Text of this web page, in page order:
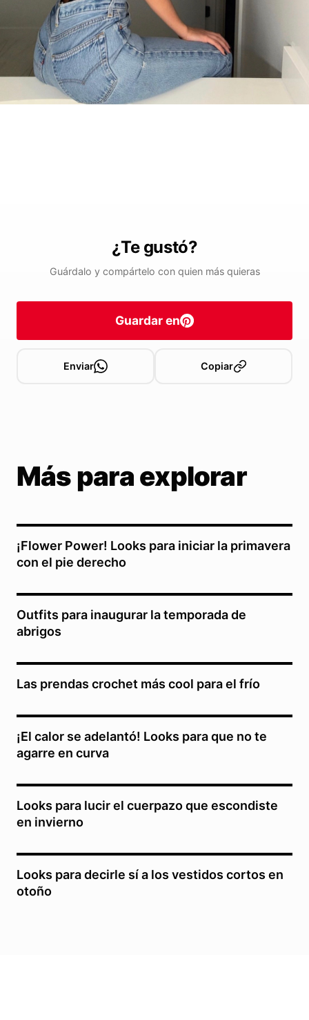
¿Te gustó?
Guárdalo y compártelo con quien más quieras
Guardar en
Enviar Copiar
Más para explorar
¡Flower Power! Looks para iniciar la primavera
con el pie derecho
Outfits para inaugurar la temporada de
abrigos
Las prendas crochet más cool para el frío
¡El calor se adelantó! Looks para que no te
agarre en curva
Looks para lucir el cuerpazo que escondiste
en invierno
Looks para decirle sí a los vestidos cortos en
otoño